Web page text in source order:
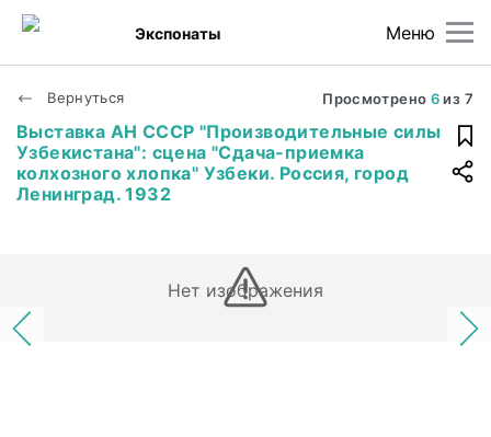
Меню
Экспонаты
Вернуться Просмотрено 6из 7
Выставка АН СССР "Производительные силы
Узбекистана": сцена "Сдача-приемка
колхозного хлопка" Узбеки. Россия, город
Ленинград. 1932
Нет изображения